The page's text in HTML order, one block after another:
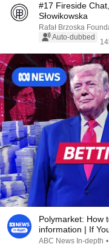
#17 Fireside
Słowikowska
Rafał Brzoska
Auto-dubbed
Polymarket: How
information | If
ABC News In-depth •